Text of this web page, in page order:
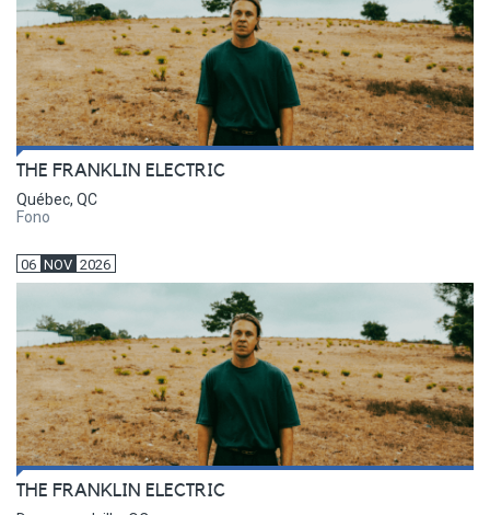
THE FRANKLIN ELECTRIC
Québec, QC
Fono
06 NOV 2026
THE FRANKLIN ELECTRIC